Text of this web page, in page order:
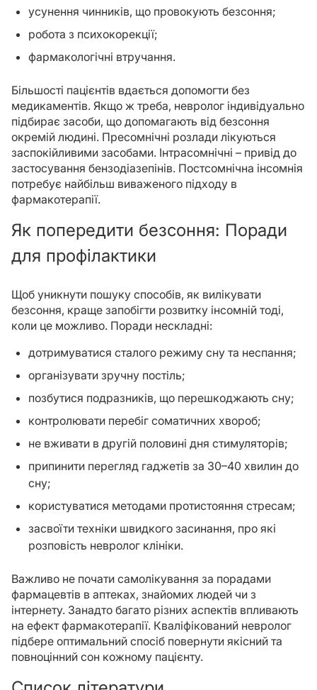
усунення чинників, що провокують безсоння;
робота з психокорекції;
фармакологічні втручання.
Більшості пацієнтів вдається допомогти без
медикаментів. Якщо ж треба, невролог індивідуально
підбирає засоби, що допомагають від безсоння
окремій людині. Пресомнічні розлади лікуються
заспокійливими засобами. Інтрасомнічні – привід до
застосування бензодіазепінів. Постсомнічна інсомнія
потребує найбільш виваженого підходу в
фармакотерапії.
Як попередити безсоння: Поради
для профілактики
Щоб уникнути пошуку способів, як вилікувати
безсоння, краще запобігти розвитку інсомній тоді,
коли це можливо. Поради нескладні:
дотримуватися сталого режиму сну та неспання;
організувати зручну постіль;
позбутися подразників, що перешкоджають сну;
контролювати перебіг соматичних хвороб;
не вживати в другій половині дня стимуляторів;
припинити перегляд гаджетів за 30–40 хвилин до
сну;
користуватися методами протистояння стресам;
засвоїти техніки швидкого засинання, про які
розповість невролог клініки.
Важливо не почати самолікування за порадами
фармацевтів в аптеках, знайомих людей чи з
інтернету. Занадто багато різних аспектів впливають
на ефект фармакотерапії. Кваліфікований невролог
підбере оптимальний спосіб повернути якісний та
повноцінний сон кожному пацієнту.